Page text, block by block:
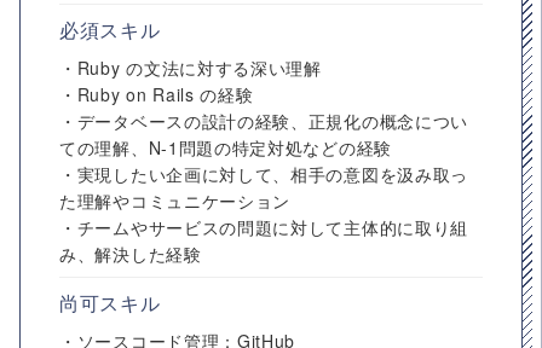
必須スキル
・Ruby の文法に対する深い理解
・Ruby on Rails の経験
・データベースの設計の経験、正規化の概念につい
ての理解、N-1問題の特定対処などの経験
・実現したい企画に対して、相手の意図を汲み取っ
た理解やコミュニケーション
・チームやサービスの問題に対して主体的に取り組
み、解決した経験
尚可スキル
・ソースコード管理：GitHub